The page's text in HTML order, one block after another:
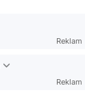
Reklam
Reklam